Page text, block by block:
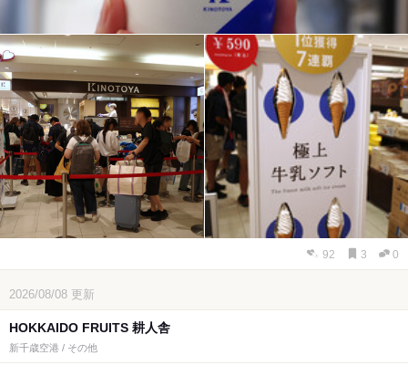
92 3 0
2026/08/08 更新
HOKKAIDO FRUITS 耕人舎
新千歳空港 / その他